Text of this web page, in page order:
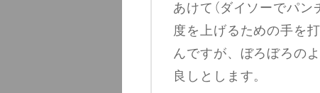
あけて（ダイソーでパ
度を上げるための手を
んですが、ぼろぼろの
良しとします。